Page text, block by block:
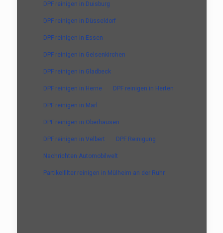
DPF reinigen in Duisburg
DPF reinigen in Düsseldorf
DPF reinigen in Essen
DPF reinigen in Gelsenkirchen
DPF reinigen in Gladbeck
DPF reinigen in Herne DPF reinigen in Herten
DPF reinigen in Marl
DPF reinigen in Oberhausen
DPF reinigen in Velbert DPF Reinigung
Nachrichten Automobilwelt
Partikelfilter reinigen in Mülheim an der Ruhr